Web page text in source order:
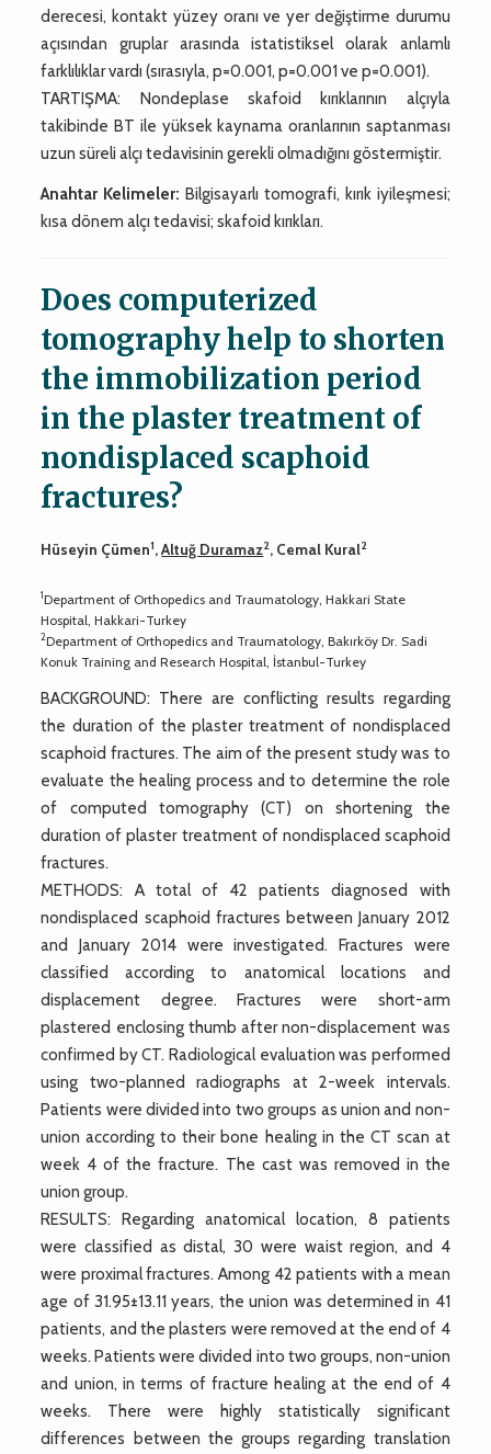
derecesi, kontakt yüzey oranı ve yer değiştirme durumu
açısından gruplar arasında istatistiksel olarak anlamlı
farklılıklar vardı (sırasıyla, p=0.001, p=0.001 ve p=0.001).
TARTIŞMA: Nondeplase skafoid kırıklarının alçıyla
takibinde BT ile yüksek kaynama oranlarının saptanması
uzun süreli alçı tedavisinin gerekli olmadığını göstermiştir.
Anahtar Kelimeler: Bilgisayarlı tomografi, kırık iyileşmesi;
kısa dönem alçı tedavisi; skafoid kırıkları.
Does computerized
tomography help to shorten
the immobilization period
in the plaster treatment of
nondisplaced scaphoid
fractures?
Hüseyin Çümen1,Altuğ Duramaz2, Cemal Kural2
1Department of Orthopedics and Traumatology, Hakkari State
Hospital, Hakkari-Turkey
2Department of Orthopedics and Traumatology, Bakırköy Dr. Sadi
Konuk Training and Research Hospital, İstanbul-Turkey
BACKGROUND: There are conflicting results regarding
the duration of the plaster treatment of nondisplaced
scaphoid fractures. The aim of the present study was to
evaluate the healing process and to determine the role
of computed tomography (CT) on shortening the
duration of plaster treatment of nondisplaced scaphoid
fractures.
METHODS: A total of 42 patients diagnosed with
nondisplaced scaphoid fractures between January 2012
and January 2014 were investigated. Fractures were
classified according to anatomical locations and
displacement degree. Fractures were short-arm
plastered enclosing thumb after non-displacement was
confirmed by CT. Radiological evaluation was performed
using two-planned radiographs at 2-week intervals.
Patients were divided into two groups as union and non-
union according to their bone healing in the CT scan at
week 4 of the fracture. The cast was removed in the
union group.
RESULTS: Regarding anatomical location, 8 patients
were classified as distal, 30 were waist region, and 4
were proximal fractures. Among 42 patients with a mean
age of 31.95±13.11 years, the union was determined in 41
patients, and the plasters were removed at the end of 4
weeks. Patients were divided into two groups, non-union
and union, in terms of fracture healing at the end of 4
weeks. There were highly statistically significant
differences between the groups regarding translation